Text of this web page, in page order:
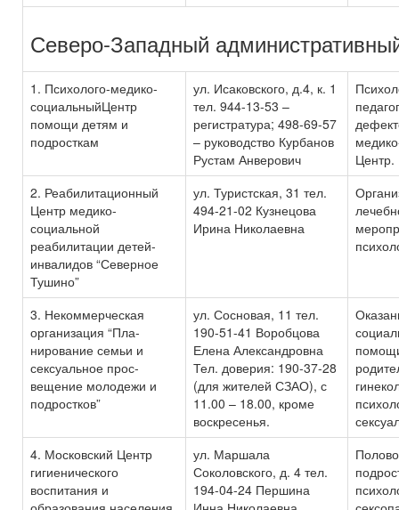
Северо-Западный
1. Психолого-медико-
социальныйЦентр
помощи детям и
подросткам
ул. Исаковского, д.4, к. 1
тел. 944-13-53 –
регистратура; 498-69-57
– руководство Курбанов
Рустам Анверович
2. Реабилитационный
Центр медико-
социальной
реабилитации детей-
инвалидов “Северное
Тушино”
ул. Туристская, 31 тел.
494-21-02 Кузнецова
Ирина Николаевна
3. Некоммерческая
организация “Пла-
нирование семьи и
сексуальное прос-
вещение молодежи и
подростков”
ул. Сосновая, 11 тел.
190-51-41 Воробцова
Елена Александровна
Тел. доверия: 190-37-28
(для жителей СЗАО), с
11.00 – 18.00, кроме
воскресенья.
4. Московский Центр
гигиенического
воспитания и
ул. Маршала
Соколовского, д. 4 тел.
194-04-24 Першина